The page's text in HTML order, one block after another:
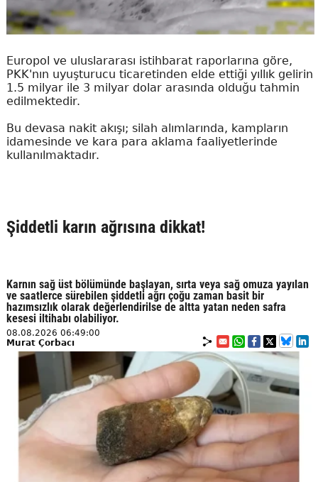
Europol ve uluslararası istihbarat raporlarına göre,
PKK'nın uyuşturucu ticaretinden elde ettiği yıllık gelirin
1.5 milyar ile 3 milyar dolar arasında olduğu tahmin
edilmektedir.
Bu devasa nakit akışı; silah alımlarında, kampların
idamesinde ve kara para aklama faaliyetlerinde
kullanılmaktadır.
Şiddetli karın ağrısına dikkat!
Karnın sağ üst bölümünde başlayan, sırta veya sağ omuza yayılan
ve saatlerce sürebilen şiddetli ağrı çoğu zaman basit bir
hazımsızlık olarak değerlendirilse de altta yatan neden safra
kesesi iltihabı olabiliyor.
08.08.2026 06:49:00
Murat Çorbacı